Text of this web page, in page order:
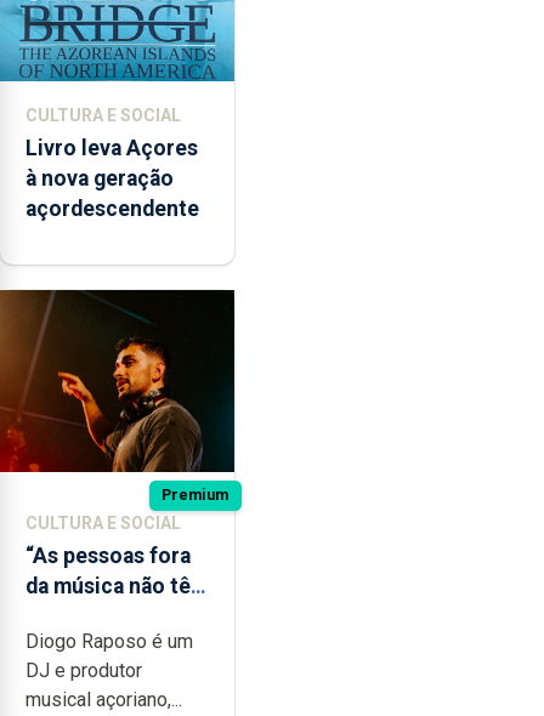
CULTURA E SOCIAL
Livro leva Açores
à nova geração
açordescendente
Premium
CULTURA E SOCIAL
“As pessoas fora
da música não têm
difícil é produzir
uma música”
Diogo Raposo é um
DJ e produtor
musical açoriano,...